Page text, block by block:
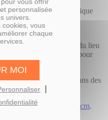
personnalisée
univers.
cookies, vous
chaque
MOI
vos murs !
sa vitre en verre synthétique
partout !
nom de la personne ou du lieu
polices et nos couleurs pour
multipliez les cadres dans des
uniques !
30x40 cm 40x50 cm.